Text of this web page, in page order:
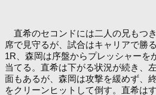
直希のセコンドには二人の兄もつ
席で見守るが、試合はキャリアで勝
1R、森岡は序盤からプレッシャーを
当てる。直希は下がる状況が続き、
面もあるが、森岡は攻撃を緩めず、
をクリーンヒットして倒す。直希は